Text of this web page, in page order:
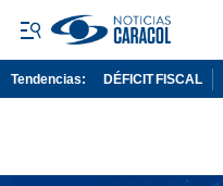
Tendencias: DÉFICIT FISCAL